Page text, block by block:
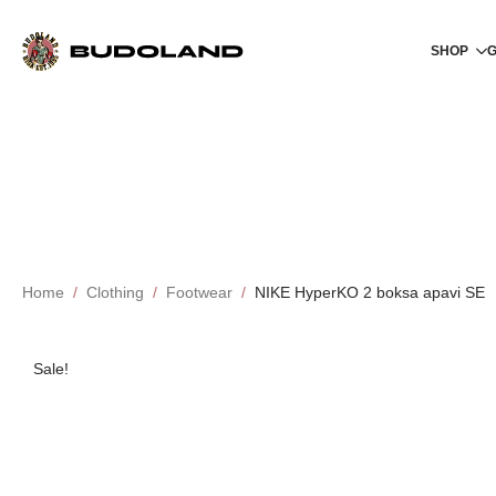
SHOP
Home Clothing Footwear NIKE HyperKO 2 boksa apavi SE
Sale!